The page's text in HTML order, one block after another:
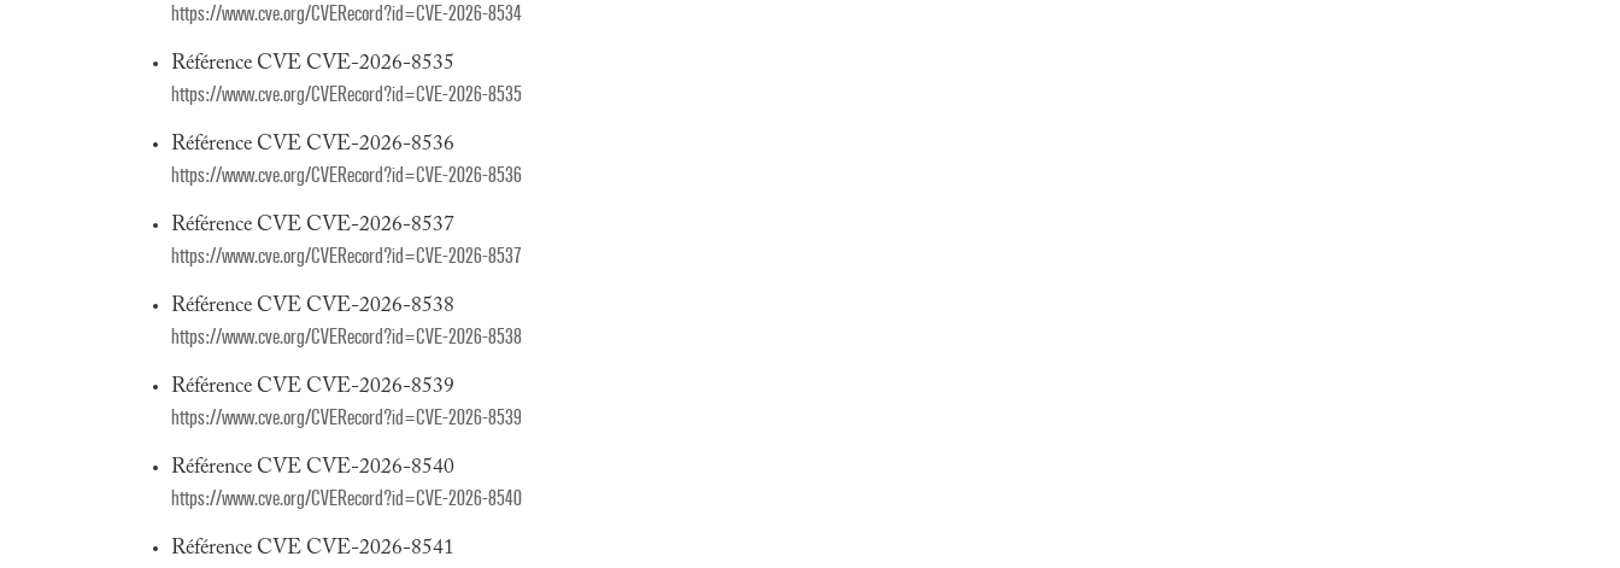
https://www.cve.org/CVERecord?id=CVE-2026-8534
Référence CVE CVE-2026-8535
https://www.cve.org/CVERecord?id=CVE-2026-8535
Référence CVE CVE-2026-8536
https://www.cve.org/CVERecord?id=CVE-2026-8536
Référence CVE CVE-2026-8537
https://www.cve.org/CVERecord?id=CVE-2026-8537
Référence CVE CVE-2026-8538
https://www.cve.org/CVERecord?id=CVE-2026-8538
Référence CVE CVE-2026-8539
https://www.cve.org/CVERecord?id=CVE-2026-8539
Référence CVE CVE-2026-8540
https://www.cve.org/CVERecord?id=CVE-2026-8540
Référence CVE CVE-2026-8541